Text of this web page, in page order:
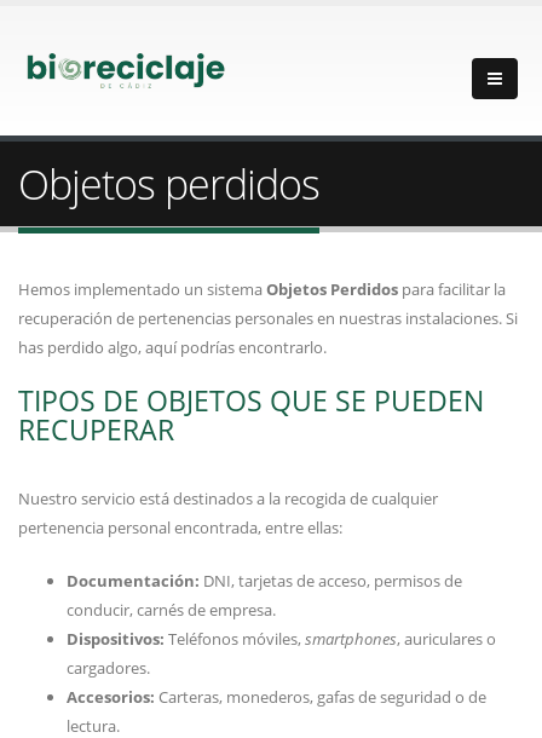
Objetos perdidos
Hemos implementado un sistemaObjetos Perdidos para facilitar la
recuperación de pertenencias personales en nuestras instalaciones. Si
has perdido algo, aquí podrías encontrarlo.
TIPOS DE OBJETOS QUE SE PUEDEN
RECUPERAR
Nuestro servicio está destinados a la recogida de cualquier
pertenencia personal encontrada, entre ellas:
Documentación: DNI, tarjetas de acceso, permisos de
conducir, carnés de empresa.
Dispositivos: Teléfonos móviles,smartphones, auriculares o
cargadores.
Accesorios: Carteras, monederos, gafas de seguridad o de
lectura.